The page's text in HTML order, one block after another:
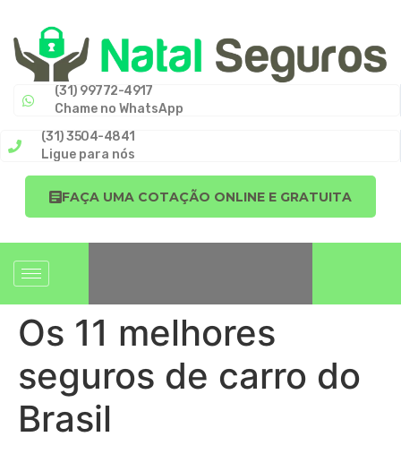
(31) 99772-4917
Chame no WhatsApp
(31) 3504-4841
Ligue para nós
FAÇA UMA COTAÇÃO ONLINE E GRATUITA
Os 11 melhores
seguros de carro do
Brasil